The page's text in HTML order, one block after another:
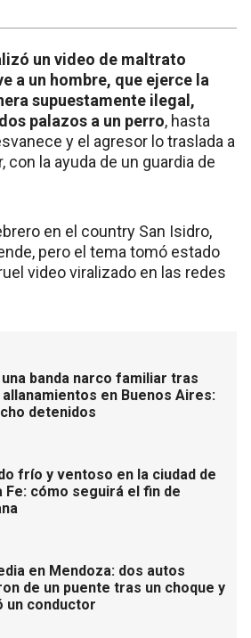
un video de maltrato
a un hombre, que ejerce la
supuestamente ilegal,
palazos a un perro, hasta
y el agresor lo traslada a
con la ayuda de un guardia de
en el country San Isidro,
pero el tema tomó estado
video viralizado en las redes
una banda narco familiar tras
en Buenos Aires:
detenidos
frío y ventoso en la ciudad de
Fe: cómo seguirá el fin de
en Mendoza: dos autos
de un puente tras un choque y
un conductor